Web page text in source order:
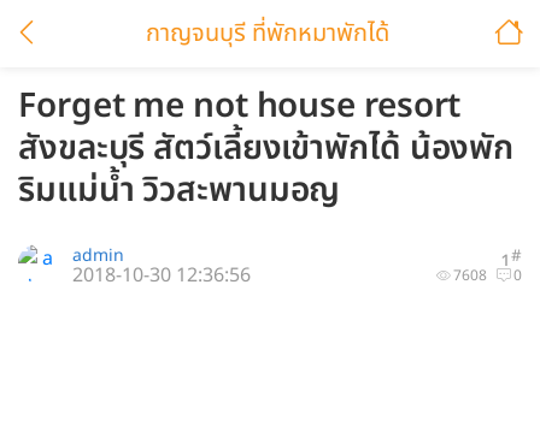
กาญจนบุรี ที่พักหมาพักได้
Forget me not house resort
สังขละบุรี สัตว์เลี้ยงเข้าพักได้ น้องพัก
ริมแม่น้ำ วิวสะพานมอญ
1#
admin
7608 0
2018-10-30 12:36:56